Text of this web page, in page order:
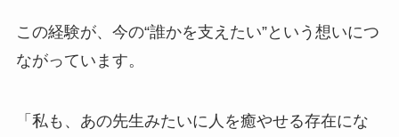
この経験が、今の“誰かを支えたい”という想いにつ
ながっています。
「私も、あの先生みたいに人を癒やせる存在にな